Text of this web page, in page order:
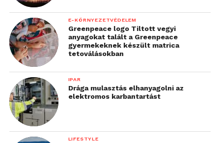
E-KÖRNYEZETVÉDELEM
Greenpeace logo Tiltott vegyi
anyagokat talált a Greenpeace
gyermekeknek készült matrica
tetoválásokban
IPAR
Drága mulasztás elhanyagolni az
elektromos karbantartást
LIFESTYLE